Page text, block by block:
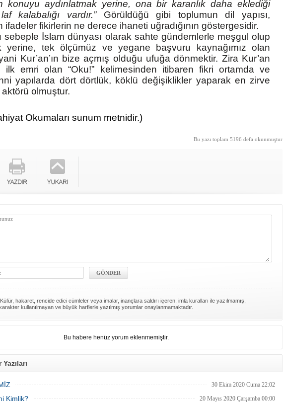
konuyu aydınlatmak yerine, ona bir karanlık daha eklediği
kalabalığı vardır.” Görüldüğü gibi toplumun dil yapısı,
ifadeler fikirlerin ne derece ihaneti uğradığının göstergesidir.
sebeple İslam dünyası olarak sahte gündemlerle meşgul olup
yerine, tek ölçümüz ve yegane başvuru kaynağımız olan
Kur’an’ın bize açmış olduğu ufuğa dönmektir. Zira Kur’an
ilk emri olan “Oku!” kelimesinden itibaren fikri ortamda ve
yapılarda dört dörtlük, köklü değişiklikler yaparak en zirve
olmuştur.
Okumaları sunum metnidir.)
Bu yazı toplam 5196 defa okunmuştur
Küfür, hakaret, rencide edici cümleler veya imalar, inançlara saldırı içeren, imla kuralları ile yazılmamış,
kullanılmayan ve büyük harflerle yazılmış yorumlar onaylanmamaktadır.
Bu habere henüz yorum eklenmemiştir.
30 Ekim 2020 Cuma 22:02
Kimlik? 20 Mayıs 2020 Çarşamba 00:00